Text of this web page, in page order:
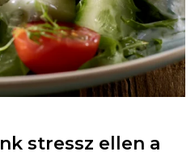
stressz ellen a